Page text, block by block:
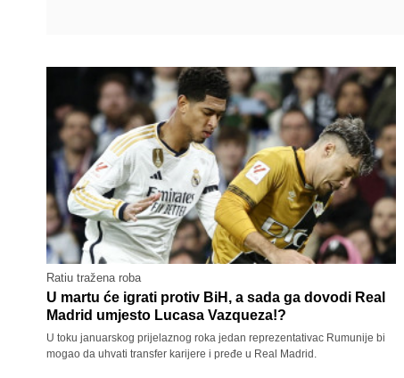
Ratiu tražena roba
U martu će igrati protiv BiH, a sada ga dovodi Real
Madrid umjesto Lucasa Vazqueza!?
U toku januarskog prijelaznog roka jedan reprezentativac Rumunije bi
mogao da uhvati transfer karijere i pređe u Real Madrid.